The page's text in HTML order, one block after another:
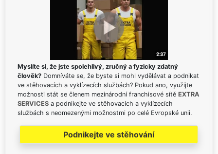
Myslíte si, že jste spolehlivý, zručný a fyzicky zdatný
člověk? Domníváte se, že byste si mohl vydělávat a podnikat
ve stěhovacích a vyklízecích službách? Pokud ano, využijte
možnosti stát se členem mezinárodní franchisové sítě EXTRA
SERVICES a podnikejte ve stěhovacích a vyklízecích
službách s neomezenými možnostmi po celé Evropské unii.
Podnikejte ve stěhování